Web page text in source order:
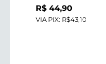
R$44,90
VIA PIX: R$43,10